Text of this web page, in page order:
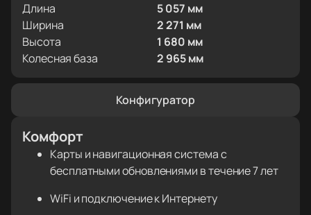
Длина
5 057 мм
Ширина
2 271 мм
Высота
1 680 мм
Колесная база
2 965 мм
Конфигуратор
Комфорт
Карты и навигационная система с
бесплатными обновлениями в течение 7 лет
WiFi и подключение к Интернету